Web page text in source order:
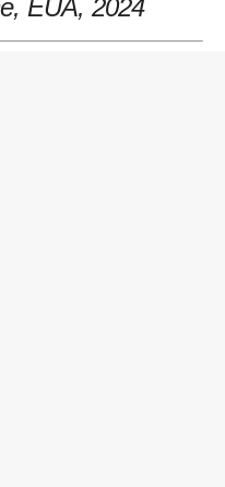
EUA, 2024